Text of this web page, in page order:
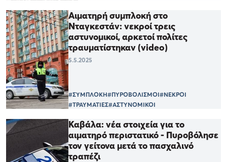
Αιματηρή συμπλοκή στο
Νταγκεστάν: νεκροί τρεις
αστυνομικοί, αρκετοί πολίτες
τραυματίστηκαν (video)
5.5.2025
#ΣΥΜΠΛΟΚΗ#ΠΥΡΟΒΟΛΙΣΜΟΙ#ΝΕΚΡΟΙ
#ΤΡΑΥΜΑΤΙΕΣ#ΑΣΤΥΝΟΜΙΚΟΙ
Καβάλα: νέα στοιχεία για το
αιματηρό περιστατικό - Πυροβόλησε
τον γείτονα μετά το πασχαλινό
τραπέζι